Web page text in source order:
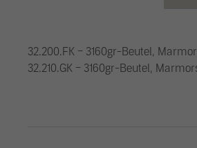
32.200.FK – 3160gr-Beutel,
32.210.GK – 3160gr-Beutel,